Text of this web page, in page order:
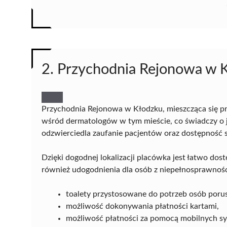
2. Przychodnia Rejonowa w
Przychodnia Rejonowa w Kłodzku, mieszcząca się
wśród dermatologów w tym mieście, co świadczy
odzwierciedla zaufanie pacjentów oraz dostępność
Dzięki dogodnej lokalizacji placówka jest łatwo
również udogodnienia dla osób z
toalety przystosowane do potrzeb osób
możliwość dokonywania płatności kartami,
możliwość płatności za pomocą mobilnych